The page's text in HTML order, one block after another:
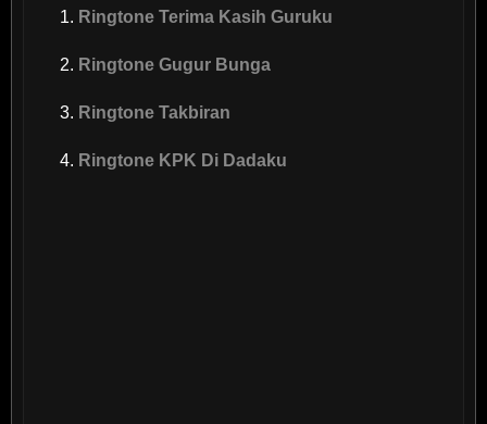
Ringtone Terima Kasih Guruku
Ringtone Gugur Bunga
Ringtone Takbiran
Ringtone KPK Di Dadaku